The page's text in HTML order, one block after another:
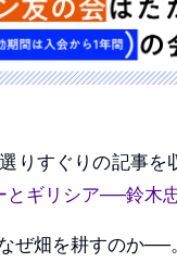
りすぐりの記事を
とギリシア──鈴木
ぜ畑を耕すのか──。